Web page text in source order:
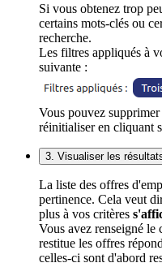
Si vous obtenez trop
certains mots-clés ou
recherche.
Les filtres appliqués à
suivante :
Vous pouvez
réinitialiser en cliquant
3. Visualiser les
La liste des offres
pertinence. Cela veut
plus à vos critères
Vous avez renseigné
restitue les offres
celles-ci sont d'abord